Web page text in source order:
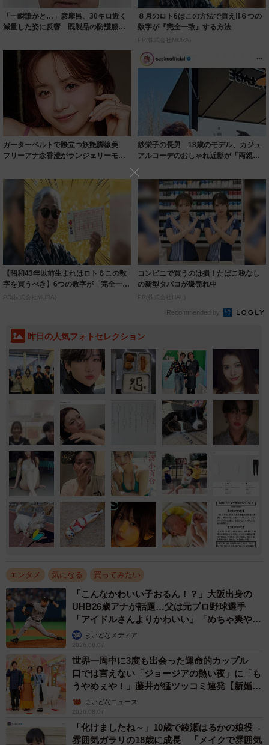
「一瞬誰かと…」彦摩呂、30キロ近く
減量した姿に反響 既製品の防護服が
８月のロト6はこの方法で買え!!６つの
数字が『完全一致』する方法
PR(株式会社MURA)
ガーターベルトで際立つ妖艶脚線美
フリーアナ森香澄がランジェリーモデ
紗栄子の長男 18歳のモデル、カジュ
アルコーデのおしゃれ近影が「両親の
いいとこ取...
【昭和43年以前生まれはロト６この数
字を買うべき】6つの数字が「完全一
致」する方...
PR(株式会社MURA)
コンビニで買うのは損！たばこ税なし
の新型タバコが爆売れ中
PR(株式会社HAL)
Recommended by
昨日の人気フォトセレクション
エンタメ 気になる 買ってみたい
「こんなかわいい子おるん！？」大阪出身の
UHB26歳アナが話題…父は元プロ野球選手
「アイドルさんよりかわいい」「めちゃ爽や
か」まいどなメディア
2026.08.07
世界一周中に3度も出会った運命的カップル
口では言えない「ジョージアの熱い夜」に「も
うやめぇや！」藤井が猛ツッコミ連発【新婚さ
ん】まいどなニュース
2026.08.07
「化けましたね～」10歳で綾瀬はるかの娘役→
雰囲気ガラリの18歳に成長 「メイクで雰囲気